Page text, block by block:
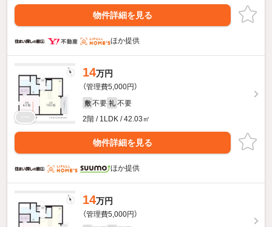
物件詳細を見る
ほか提供
14万円
（管理費5,000円）
敷 不要 礼 不要
2階 / 1LDK / 42.03㎡
物件詳細を見る
ほか提供
14万円
（管理費5,000円）